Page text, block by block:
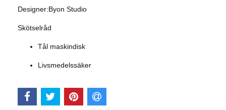
Designer:Byon Studio
Skötselråd
Tål maskindisk
Livsmedelssäker